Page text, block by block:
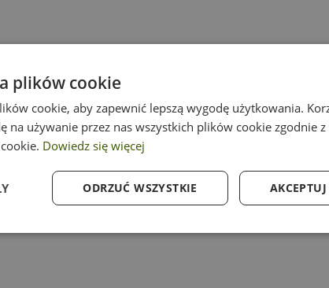
plików cookie
cookie, aby zapewnić lepszą wygodę użytkowania.
na używanie przez nas wszystkich plików cookie zgodnie
Dowiedz się więcej
ODRZUĆ WSZYSTKIE